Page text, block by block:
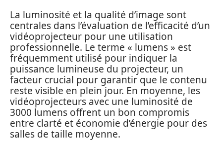
La luminosité et la qualité d’image sont
centrales dans l’évaluation de l’efficacité d’un
vidéoprojecteur pour une utilisation
professionnelle. Le terme « lumens » est
fréquemment utilisé pour indiquer la
puissance lumineuse du projecteur, un
facteur crucial pour garantir que le contenu
reste visible en plein jour. En moyenne, les
vidéoprojecteurs avec une luminosité de
3000 lumens offrent un bon compromis
entre clarté et économie d’énergie pour des
salles de taille moyenne.